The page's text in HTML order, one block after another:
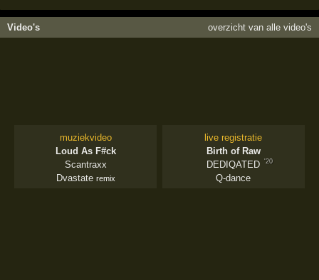
Video's overzicht van alle video's
muziekvideo
Loud As F#ck
Scantraxx
Dvastate remix
live registratie
Birth of Raw
DEDIQATED
'20
Q-dance